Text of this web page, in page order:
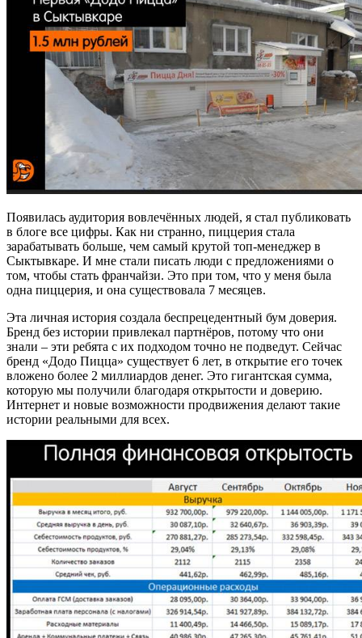
Появилась аудитория вовлечённых людей, я стал публиковать
в блоге все цифры. Как ни странно, пиццерия стала
зарабатывать больше, чем самый крутой топ-менеджер в
Сыктывкаре. И мне стали писать люди с предложениями о
том, чтобы стать франчайзи. Это при том, что у меня была
одна пиццерия, и она существовала 7 месяцев.
Эта личная история создала беспрецедентный бум доверия.
Бренд без истории привлекал партнёров, потому что они
знали – эти ребята с их подходом точно не подведут. Сейчас
бренд «Додо Пицца» существует 6 лет, в открытие его точек
вложено более 2 миллиардов денег. Это гигантская сумма,
которую мы получили благодаря открытости и доверию.
Интернет и новые возможности продвижения делают такие
истории реальными для всех.